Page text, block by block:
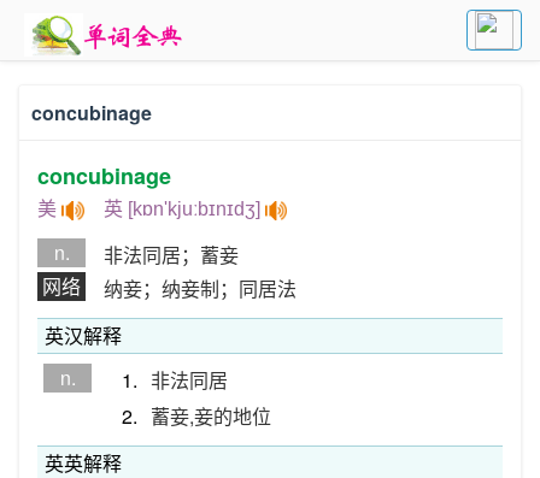
concubinage
concubinage
美 英 [kɒn'kjuːbɪnɪdʒ]
n.
非法同居；蓄妾
网络
纳妾；纳妾制；同居法
英汉解释
n.
1. 非法同居
2. 蓄妾,妾的地位
英英解释